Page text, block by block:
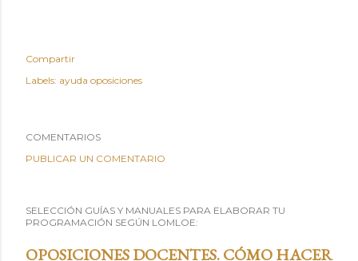
Compartir
Labels: ayuda oposiciones
COMENTARIOS
PUBLICAR UN COMENTARIO
SELECCIÓN GUÍAS Y MANUALES PARA ELABORAR TU
PROGRAMACIÓN SEGÚN LOMLOE:
OPOSICIONES DOCENTES. CÓMO HACER